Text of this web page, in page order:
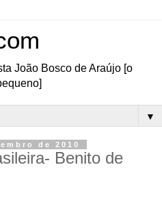
João Bosco de Araújo [o
▼
de 2010
Benito de